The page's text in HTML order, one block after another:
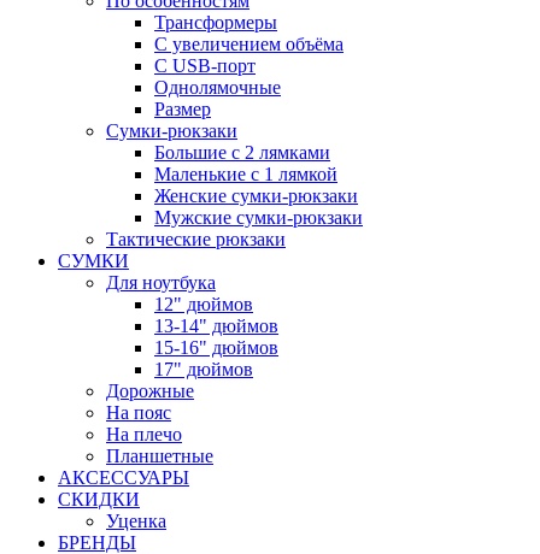
Трансформеры
С увеличением объёма
С USB-порт
Однолямочные
Размер
Сумки-рюкзаки
Большие с 2 лямками
Маленькие с 1 лямкой
Женские сумки-рюкзаки
Мужские сумки-рюкзаки
Тактические рюкзаки
СУМКИ
Для ноутбука
12" дюймов
13-14" дюймов
15-16" дюймов
17" дюймов
Дорожные
На пояс
На плечо
Планшетные
АКСЕССУАРЫ
СКИДКИ
Уценка
БРЕНДЫ